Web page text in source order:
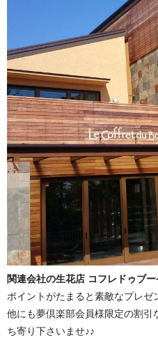
関連会社の生花店 コフレドゥブー
ポイントがたまると素敵なプレ
他にも夢倶楽部会員様限定の割引
ち寄り下さいませ♪♪